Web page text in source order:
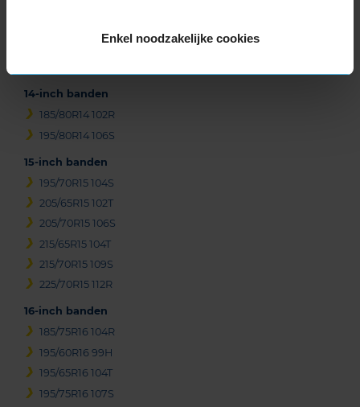
Enkel noodzakelijke cookies
14-inch banden
185/80R14 102R
195/80R14 106S
15-inch banden
195/70R15 104S
205/65R15 102T
205/70R15 106S
215/65R15 104T
215/70R15 109S
225/70R15 112R
16-inch banden
185/75R16 104R
195/60R16 99H
195/65R16 104T
195/75R16 107S